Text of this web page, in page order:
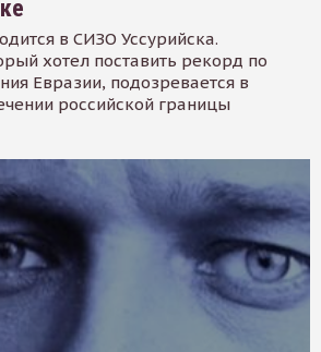
в СИЗО Уссурийска.
хотел поставить рекорд по
Евразии, подозревается в
российской границы